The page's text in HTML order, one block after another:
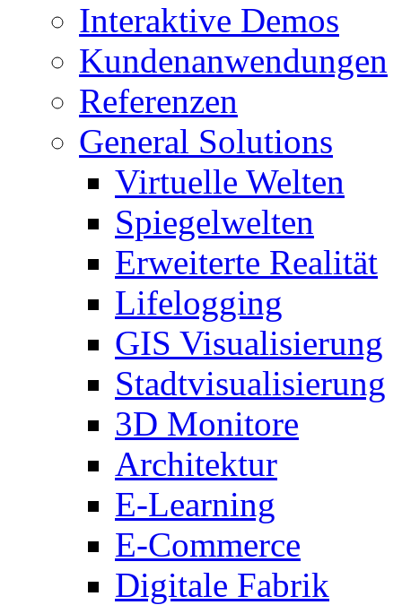
Interaktive Demos
Kundenanwendungen
Referenzen
General Solutions
Virtuelle Welten
Spiegelwelten
Erweiterte Realität
Lifelogging
GIS Visualisierung
Stadtvisualisierung
3D Monitore
Architektur
E-Learning
E-Commerce
Digitale Fabrik